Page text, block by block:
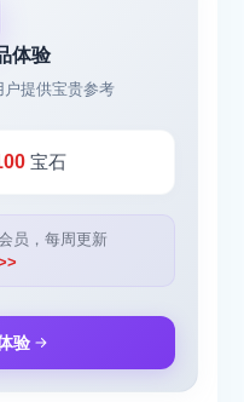
体验
提供宝贵参考
宝石
员，每周更新
验